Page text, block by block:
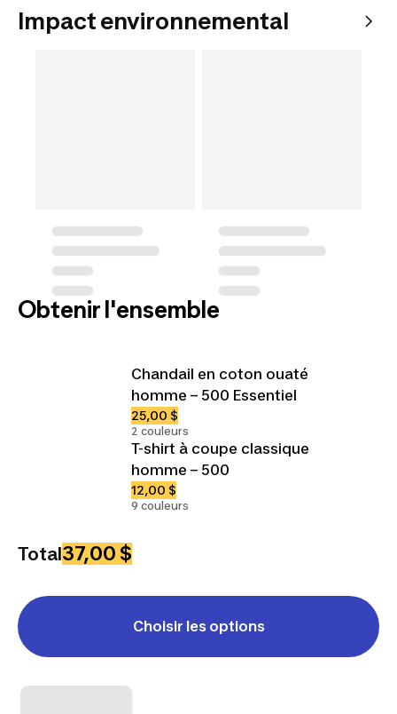
Impact environnemental
Obtenir l'ensemble
Chandail en coton ouaté
homme – 500 Essentiel
25,00 $
2 couleurs
T-shirt à coupe classique
homme – 500
12,00 $
9 couleurs
Total37,00 $
Choisir les options